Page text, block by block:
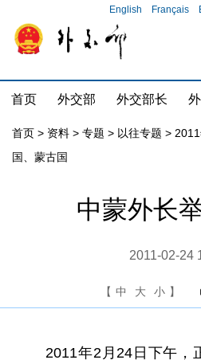
English Français
首页 外交部 外交部长
首页 > 资料 > 专题 > 以往专题 >
国、蒙古国
中蒙外长
2011-02-24
【 中 大 小 】
2011年2月24日下午，